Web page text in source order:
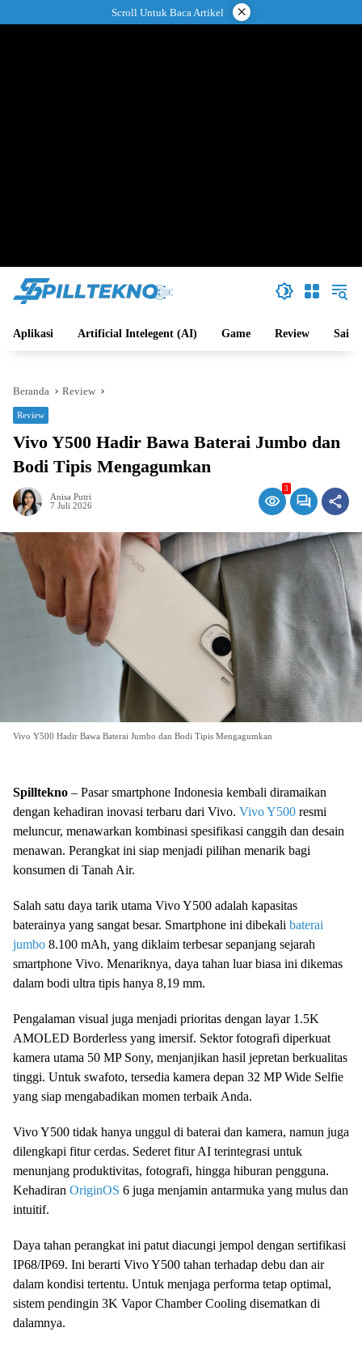
ke
Scroll Untuk Baca Artikel ×
Aplikasi Artificial Intelegent (AI) Game Review Sains
Beranda Review
Review
Vivo Y500 Hadir Bawa Baterai Jumbo dan
Bodi Tipis Mengagumkan
Anisa Putri
7 Juli 2026
3
Vivo Y500 Hadir Bawa Baterai Jumbo dan Bodi Tipis Mengagumkan
Spilltekno – Pasar smartphone Indonesia kembali diramaikan
dengan kehadiran inovasi terbaru dari Vivo. Vivo Y500 resmi
meluncur, menawarkan kombinasi spesifikasi canggih dan desain
menawan. Perangkat ini siap menjadi pilihan menarik bagi
konsumen di Tanah Air.
Salah satu daya tarik utama Vivo Y500 adalah kapasitas
baterainya yang sangat besar. Smartphone ini dibekali baterai
jumbo 8.100 mAh, yang diklaim terbesar sepanjang sejarah
smartphone Vivo. Menariknya, daya tahan luar biasa ini dikemas
dalam bodi ultra tipis hanya 8,19 mm.
Pengalaman visual juga menjadi prioritas dengan layar 1.5K
AMOLED Borderless yang imersif. Sektor fotografi diperkuat
kamera utama 50 MP Sony, menjanjikan hasil jepretan berkualitas
tinggi. Untuk swafoto, tersedia kamera depan 32 MP Wide Selfie
yang siap mengabadikan momen terbaik Anda.
Vivo Y500 tidak hanya unggul di baterai dan kamera, namun juga
dilengkapi fitur cerdas. Sederet fitur AI terintegrasi untuk
menunjang produktivitas, fotografi, hingga hiburan pengguna.
Kehadiran OriginOS 6 juga menjamin antarmuka yang mulus dan
intuitif.
Daya tahan perangkat ini patut diacungi jempol dengan sertifikasi
IP68/IP69. Ini berarti Vivo Y500 tahan terhadap debu dan air
dalam kondisi tertentu. Untuk menjaga performa tetap optimal,
sistem pendingin 3K Vapor Chamber Cooling disematkan di
dalamnya.